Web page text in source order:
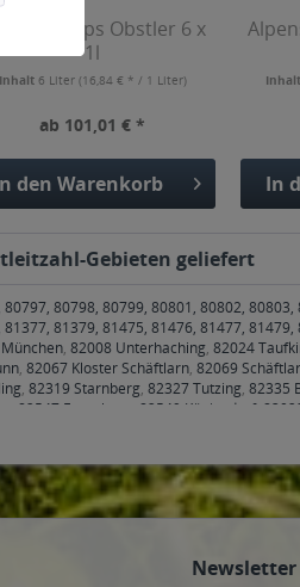
Obstler 6 x
1l
Inhalt 6 Liter (16,84 € * / 1 Liter)
ab 101,01 € *
den Warenkorb
Inhalt
In
Gebieten geliefert
80798, 80799, 80801, 80802,
81379, 81475, 81476, 81477,
, 82008 Unterhaching, 82024
, 82067 Kloster Schäftlarn, 82069
, 82319 Starnberg, 82327 Tutzing, 82335
82547 Eurasburg 82549 Königsdorf,
,85244 Röhrmoos,85354, 85356
,85464 Finsing,85467 Neuching,85521
85586 Poing,85591 Vaterstetten,85598
99084, 99085, 99086, 99087, 99089,
Newsletter